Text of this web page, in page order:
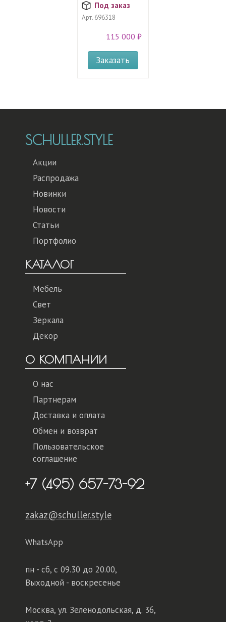
Под заказ
Арт. 696318
115 000 ₽
Заказать
SCHULLER.STYLE
Акции
Распродажа
Новинки
Новости
Статьи
Портфолио
КАТАЛОГ
Мебель
Свет
Зеркала
Декор
О КОМПАНИИ
О нас
Партнерам
Доставка и оплата
Обмен и возврат
Пользовательское
соглашение
+7 (495) 657-73-92
zakaz@schuller.style
WhatsApp
пн - сб, с 09.30 до 20.00,
Выходной - воскресенье
Москва, ул. Зеленодольская, д. 36,